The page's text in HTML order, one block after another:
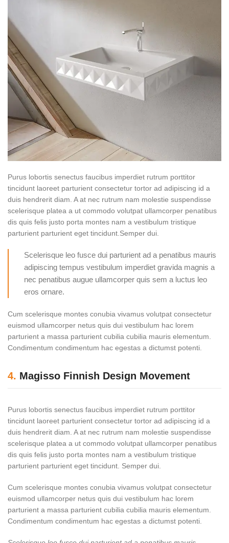
Purus lobortis senectus faucibus imperdiet rutrum porttitor
tincidunt laoreet parturient consectetur tortor ad adipiscing id a
duis hendrerit diam. A at nec rutrum nam molestie suspendisse
scelerisque platea a ut commodo volutpat ullamcorper penatibus
dis quis felis justo porta montes nam a vestibulum tristique
parturient parturient eget tincidunt.Semper dui.
Scelerisque leo fusce dui parturient ad a penatibus mauris
adipiscing tempus vestibulum imperdiet gravida magnis a
nec penatibus augue ullamcorper quis sem a luctus leo
eros ornare.
Cum scelerisque montes conubia vivamus volutpat consectetur
euismod ullamcorper netus quis dui vestibulum hac lorem
parturient a massa parturient cubilia cubilia mauris elementum.
Condimentum condimentum hac egestas a dictumst potenti.
4. Magisso Finnish Design Movement
Purus lobortis senectus faucibus imperdiet rutrum porttitor
tincidunt laoreet parturient consectetur tortor ad adipiscing id a
duis hendrerit diam. A at nec rutrum nam molestie suspendisse
scelerisque platea a ut commodo volutpat ullamcorper penatibus
dis quis felis justo porta montes nam a vestibulum tristique
parturient parturient eget tincidunt. Semper dui.
Cum scelerisque montes conubia vivamus volutpat consectetur
euismod ullamcorper netus quis dui vestibulum hac lorem
parturient a massa parturient cubilia cubilia mauris elementum.
Condimentum condimentum hac egestas a dictumst potenti.